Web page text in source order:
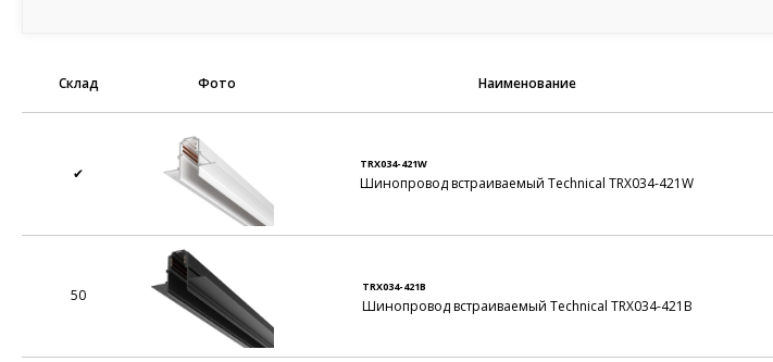
Склад Фото Наименование
✔ TRX034-421W
Шинопровод встраиваемый Technical TRX034-421W
50 TRX034-421B
Шинопровод встраиваемый Technical TRX034-421B